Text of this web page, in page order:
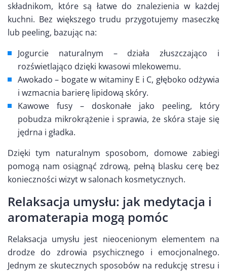
składnikom, które są łatwe do znalezienia w każdej
kuchni. Bez większego trudu przygotujemy maseczkę
lub peeling, bazując na:
Jogurcie naturalnym – działa złuszczająco i
rozświetlająco dzięki kwasowi mlekowemu.
Awokado – bogate w witaminy E i C, głęboko odżywia
i wzmacnia barierę lipidową skóry.
Kawowe fusy – doskonałe jako peeling, który
pobudza mikrokrążenie i sprawia, że skóra staje się
jędrna i gładka.
Dzięki tym naturalnym sposobom, domowe zabiegi
pomogą nam osiągnąć zdrową, pełną blasku cerę bez
konieczności wizyt w salonach kosmetycznych.
Relaksacja umysłu: jak medytacja i
aromaterapia mogą pomóc
Relaksacja umysłu jest nieocenionym elementem na
drodze do zdrowia psychicznego i emocjonalnego.
Jednym ze skutecznych sposobów na redukcję stresu i